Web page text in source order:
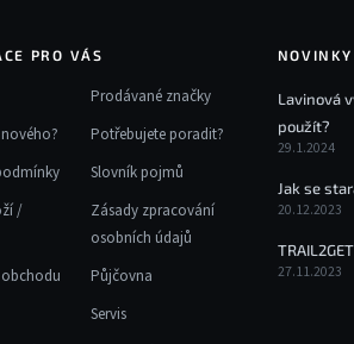
PRO VÁS
/
Prodávané značky
Potřebujete poradit?
Slovník pojmů
Zásady zpracování
osobních údajů
Půjčovna
Servis
NOVINKY
Lavinová
použít?
29.1.2024
Jak se
20.12.2023
27.11.2023